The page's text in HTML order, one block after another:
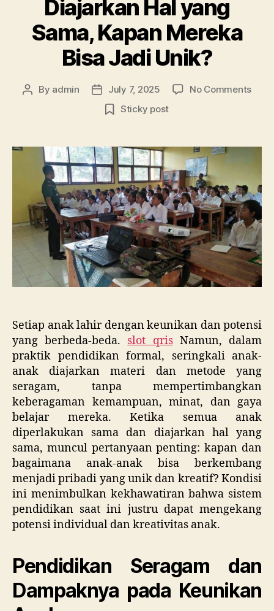
Diajarkan Hal yang
Sama, Kapan Mereka
Bisa Jadi Unik?
Post
By admin
Post
date
July 7, 2025 No Commentson
Bisa
Jadi
Unik?
Sticky post
Setiap anak lahir dengan keunikan dan potensi
yang berbeda-beda. slot qrisNamun, dalam
praktik pendidikan formal, seringkali anak-
anak diajarkan materi dan metode yang
seragam, tanpa mempertimbangkan
keberagaman kemampuan, minat, dan gaya
belajar mereka. Ketika semua anak
diperlakukan sama dan diajarkan hal yang
sama, muncul pertanyaan penting: kapan dan
bagaimana anak-anak bisa berkembang
menjadi pribadi yang unik dan kreatif? Kondisi
ini menimbulkan kekhawatiran bahwa sistem
pendidikan saat ini justru dapat mengekang
potensi individual dan kreativitas anak.
Pendidikan Seragam dan
Dampaknya pada Keunikan